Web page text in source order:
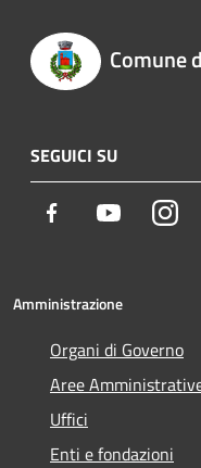
Comune
SEGUICI SU
Facebook Youtube
Amministrazione
Organi di Governo
Aree
Uffici
Enti e fondazioni